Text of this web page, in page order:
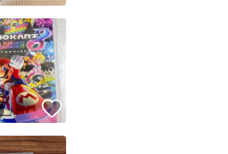
いいね！